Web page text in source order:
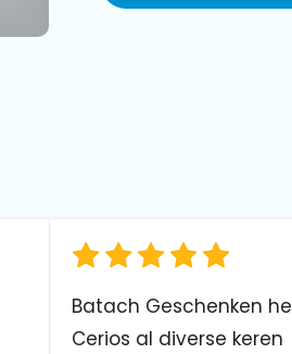
Batach Geschenken
Cerios al diverse keren